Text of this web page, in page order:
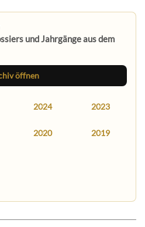
und Jahrgänge aus dem
öffnen
2024 2023
2020 2019